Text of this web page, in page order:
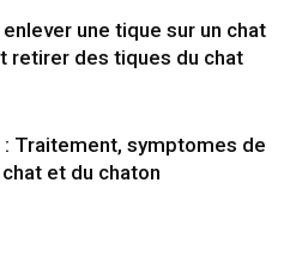
une tique sur un chat
retirer des tiques du chat
: Traitement, symptomes de
et du chaton